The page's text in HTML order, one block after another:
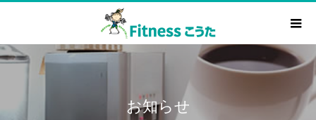
お知らせ